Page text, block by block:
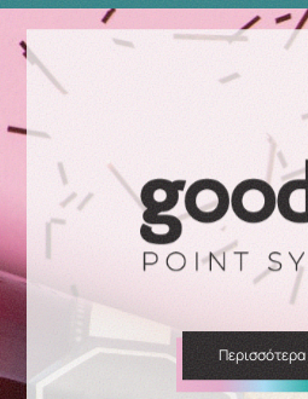
Περισσότερα